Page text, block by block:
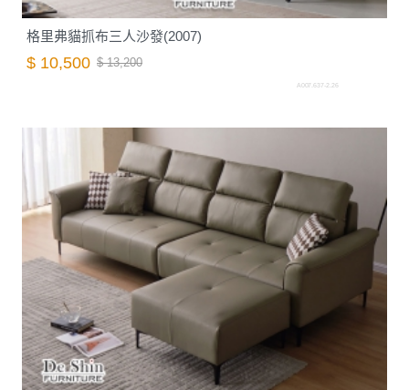
格里弗貓抓布三人沙發(2007)
$ 10,500 $ 13,200
A007.637-2.26